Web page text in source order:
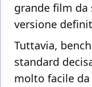
grande film da
versione
Tuttavia,
standard
molto facile